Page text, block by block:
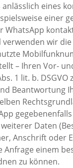
anlässlich eines
einer
WhatsApp
wir
– Ihren Vor-
1 lit. b. DSGVO
Beantwortung
Daten
Anschrift oder
Anfrage einem
zu können.